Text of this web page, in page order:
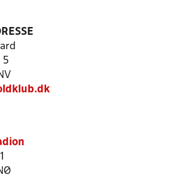
5